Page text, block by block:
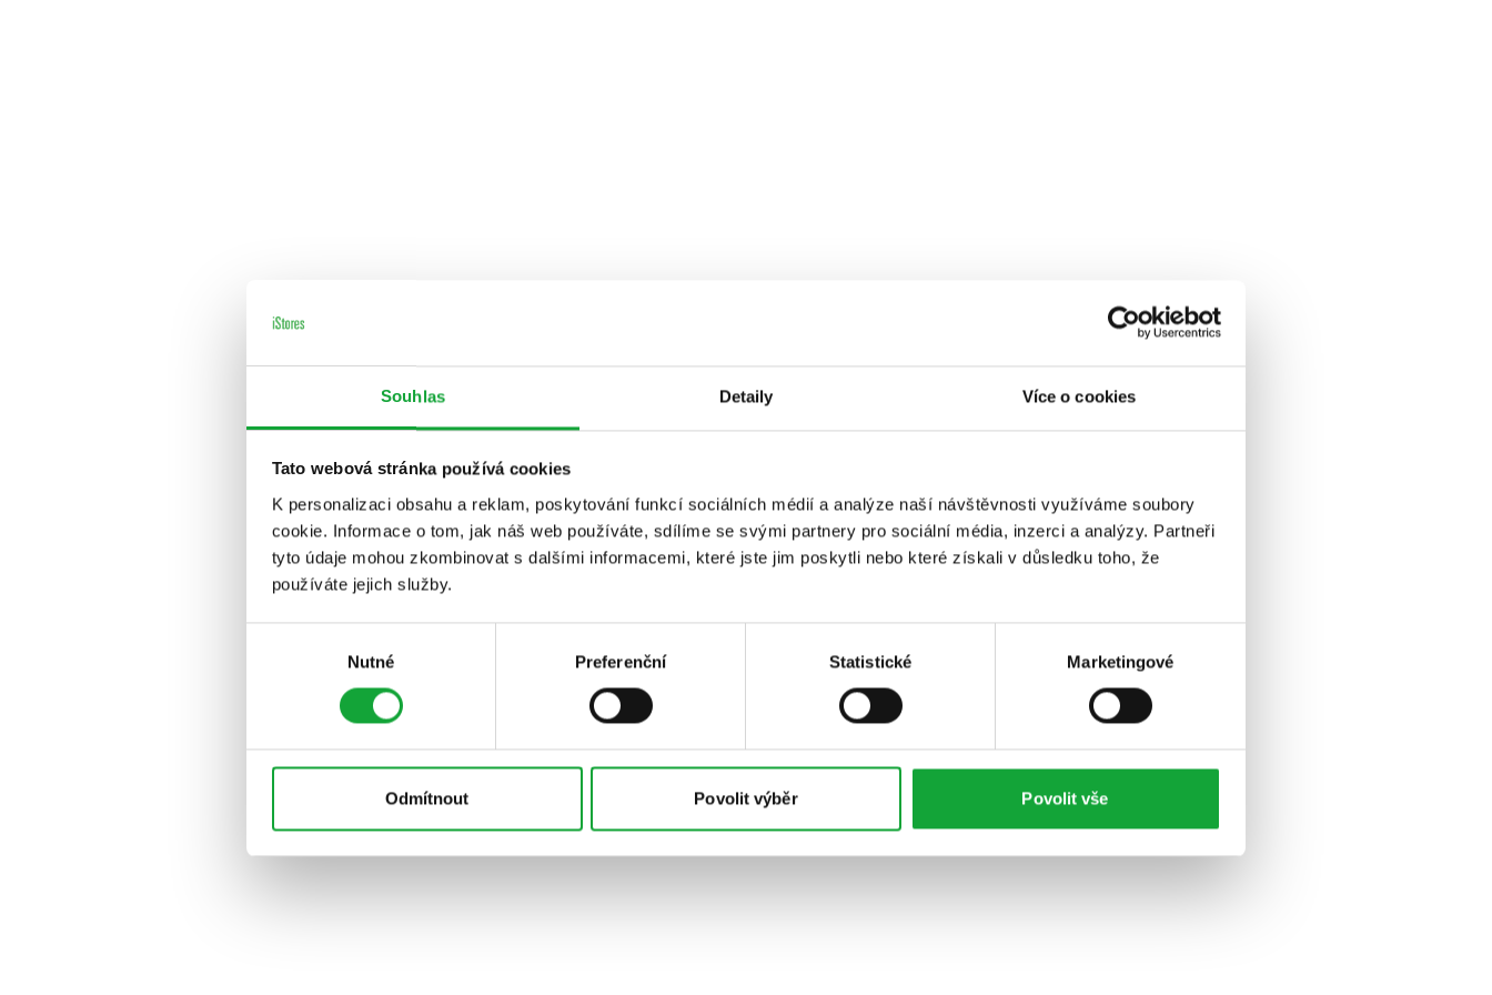
Souhlas Detaily Více o cookies
Tato webová stránka používá cookies
K personalizaci obsahu a reklam, poskytování funkcí sociálních médií a analýze naší návštěvnosti využíváme soubory
cookie. Informace o tom, jak náš web používáte, sdílíme se svými partnery pro sociální média, inzerci a analýzy. Partneři
tyto údaje mohou zkombinovat s dalšími informacemi, které jste jim poskytli nebo které získali v důsledku toho, že
používáte jejich služby.
Nutné Preferenční Statistické Marketingové
Odmítnout Povolit výběr Povolit vše